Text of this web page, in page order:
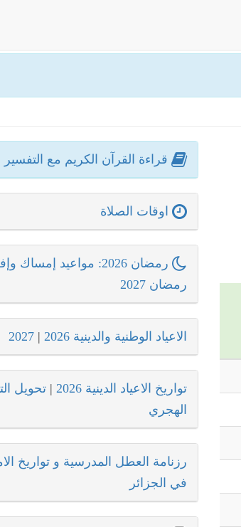
قراءة القرآن الكريم مع التفسير
اوقات الصلاة
رمضان 2026: مواعيد إمساك وإفطار
رمضان 2027
الاعياد الوطنية والدينية 2026 |
2027
تواريخ الاعياد الدينية 2026 | تحويل
الهجري
رزنامة العطل المدرسية و تواريخ
في الجزائر